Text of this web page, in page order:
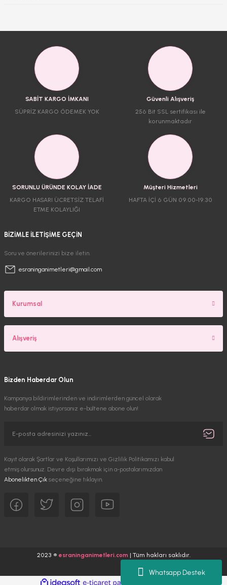
Whatsapp Destek
SABİT KARGO İMKANI
SÜPRİZ KARGO ÖDEMEK YOK
Güvenli Alışveriş
256 Bit SSL sertifikası ile
korunmaktadır
SORUNLU ÜRÜNDE KOLAY İADE
KARGO HASARI ÜCRETSİZ TELAFİ
ETME KOLAYLIĞI
Müşteri Hizmetleri
HAFTA İÇİ 6 GÜN 09.00-19.30
BİZİMLE İLETİŞİME GEÇİN
Soru ve önerilerinizi bize iletin.
esraninganimetleri@gmail.com
Kurumsal
Alışveriş
Bizden Haberdar Olun
Kampanya bildirimlerinden ve indirimlerden güncel olarak
haberdar olmak istiyorsanız e-bültene abone olun!
Kayıt olarak Şartlar ve Koşullarımızı ve Gizlilik Politikamızı kabul
etmiş olursunuz. Devre dışı bırakmak için a-postalarımızdan
Abonelikten Çık seçeneğine tıklayın.
2023 ® esraninganimetleri.com| Tüm hakları saklıdır.
ideasoft